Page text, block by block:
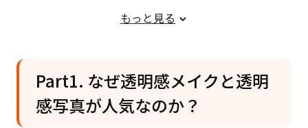
①AI補正で素肌風の透明感を作れる
③すっぴん写真やメイク薄めの写真にも使いやすい
Part4. PixPrettyで透明感写真を作る簡
単4ステップ
もっと見る
Part1. なぜ透明感メイクと透明
感写真が人気なのか？